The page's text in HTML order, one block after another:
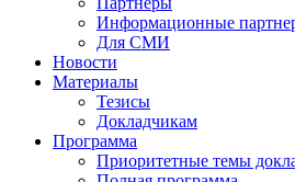
Информационные
Для СМИ
Новости
Материалы
Тезисы
Докладчикам
Программа
Приоритетные темы